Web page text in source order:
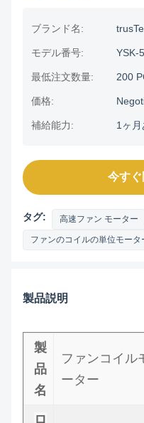
ブランド名:
モデル番号: YSK-
最低注文数量: 200
価格:
補給能力: 1ヶ
今す
タグ: 高速ファン モーター
ファンのコイルの単位モータ
製品説明
製
品
名
ファンコイル
ーター
ロ